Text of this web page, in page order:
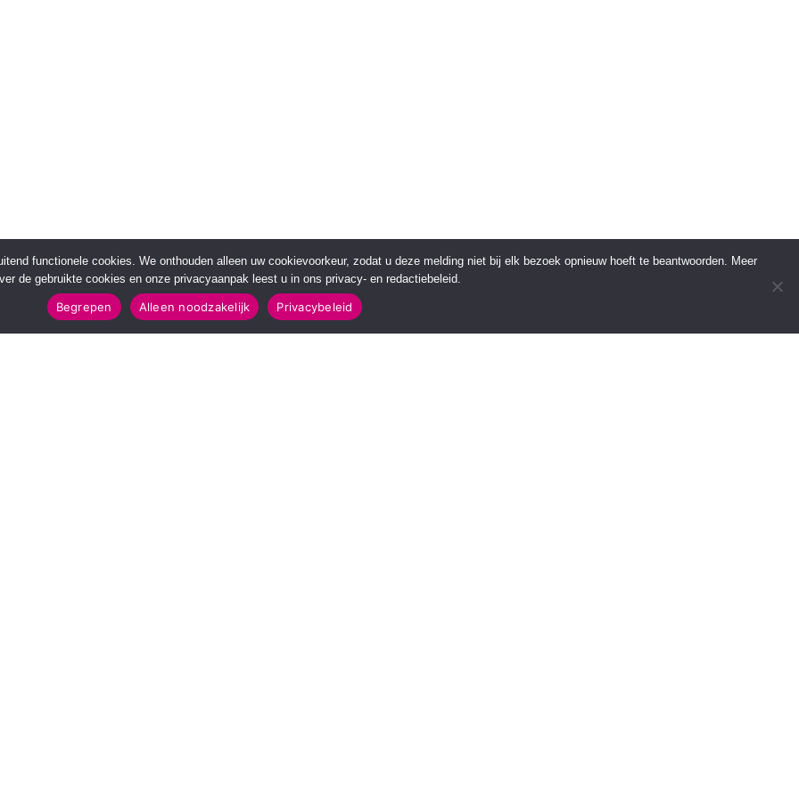
functionele cookies. We onthouden alleen uw cookievoorkeur, zodat u deze melding niet bij elk bezoek opnieuw hoeft te beantwoorden. Meer
de gebruikte cookies en onze privacyaanpak leest u in ons privacy- en redactiebeleid.
Begrepen Alleen noodzakelijk Privacybeleid